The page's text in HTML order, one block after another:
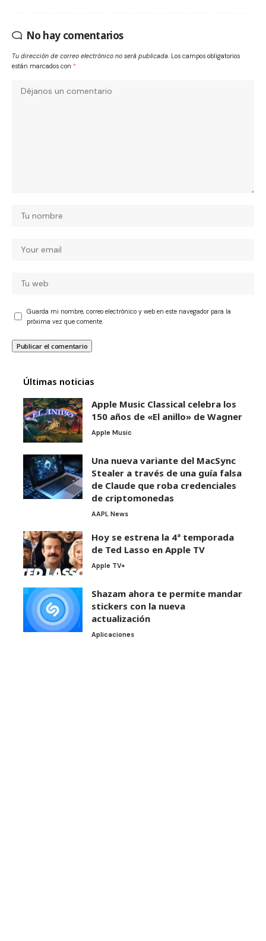
No hay comentarios
Tu dirección de correo electrónico no será publicada. Los campos obligatorios
están marcados con *
Guarda mi nombre, correo electrónico y web en este navegador para la
próxima vez que comente.
Últimas noticias
Apple Music Classical celebra los
150 años de «El anillo» de Wagner
Apple Music
Una nueva variante del MacSync
Stealer a través de una guía falsa
de Claude que roba credenciales
de criptomonedas
AAPL News
Hoy se estrena la 4ª temporada
de Ted Lasso en Apple TV
Apple TV+
Shazam ahora te permite mandar
stickers con la nueva
actualización
Aplicaciones